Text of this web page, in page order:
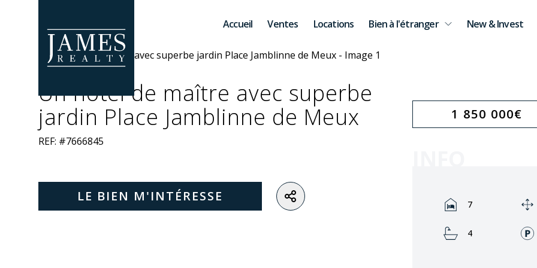
Accueil
Ventes Locations Bien à l'étranger New & Invest
Un hôtel de maître avec superbe
jardin Place Jamblinne de Meux
REF: #7666845
LE BIEN M'INTÉRESSE
1 850 000€
Rooms:
7
Bathrooms:
4